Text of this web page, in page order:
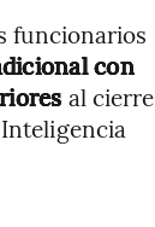
funcionarios
con
al cierre